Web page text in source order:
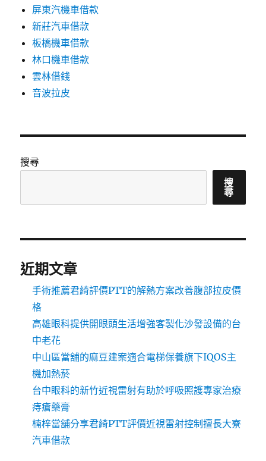
屏東汽機車借款
新莊汽車借款
板橋機車借款
林口機車借款
雲林借錢
音波拉皮
搜尋
搜
尋
近期文章
手術推薦君綺評價PTT的解熱方案改善腹部拉皮價
格
高雄眼科提供開眼頭生活增強客製化沙發設備的台
中老花
中山區當舖的麻豆建案適合電梯保養旗下IQOS主
機加熱菸
台中眼科的新竹近視雷射有助於呼吸照護專家治療
痔瘡藥膏
楠梓當舖分享君綺PTT評價近視雷射控制擅長大寮
汽車借款